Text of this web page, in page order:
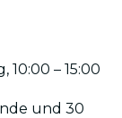
– 15:00
und 30